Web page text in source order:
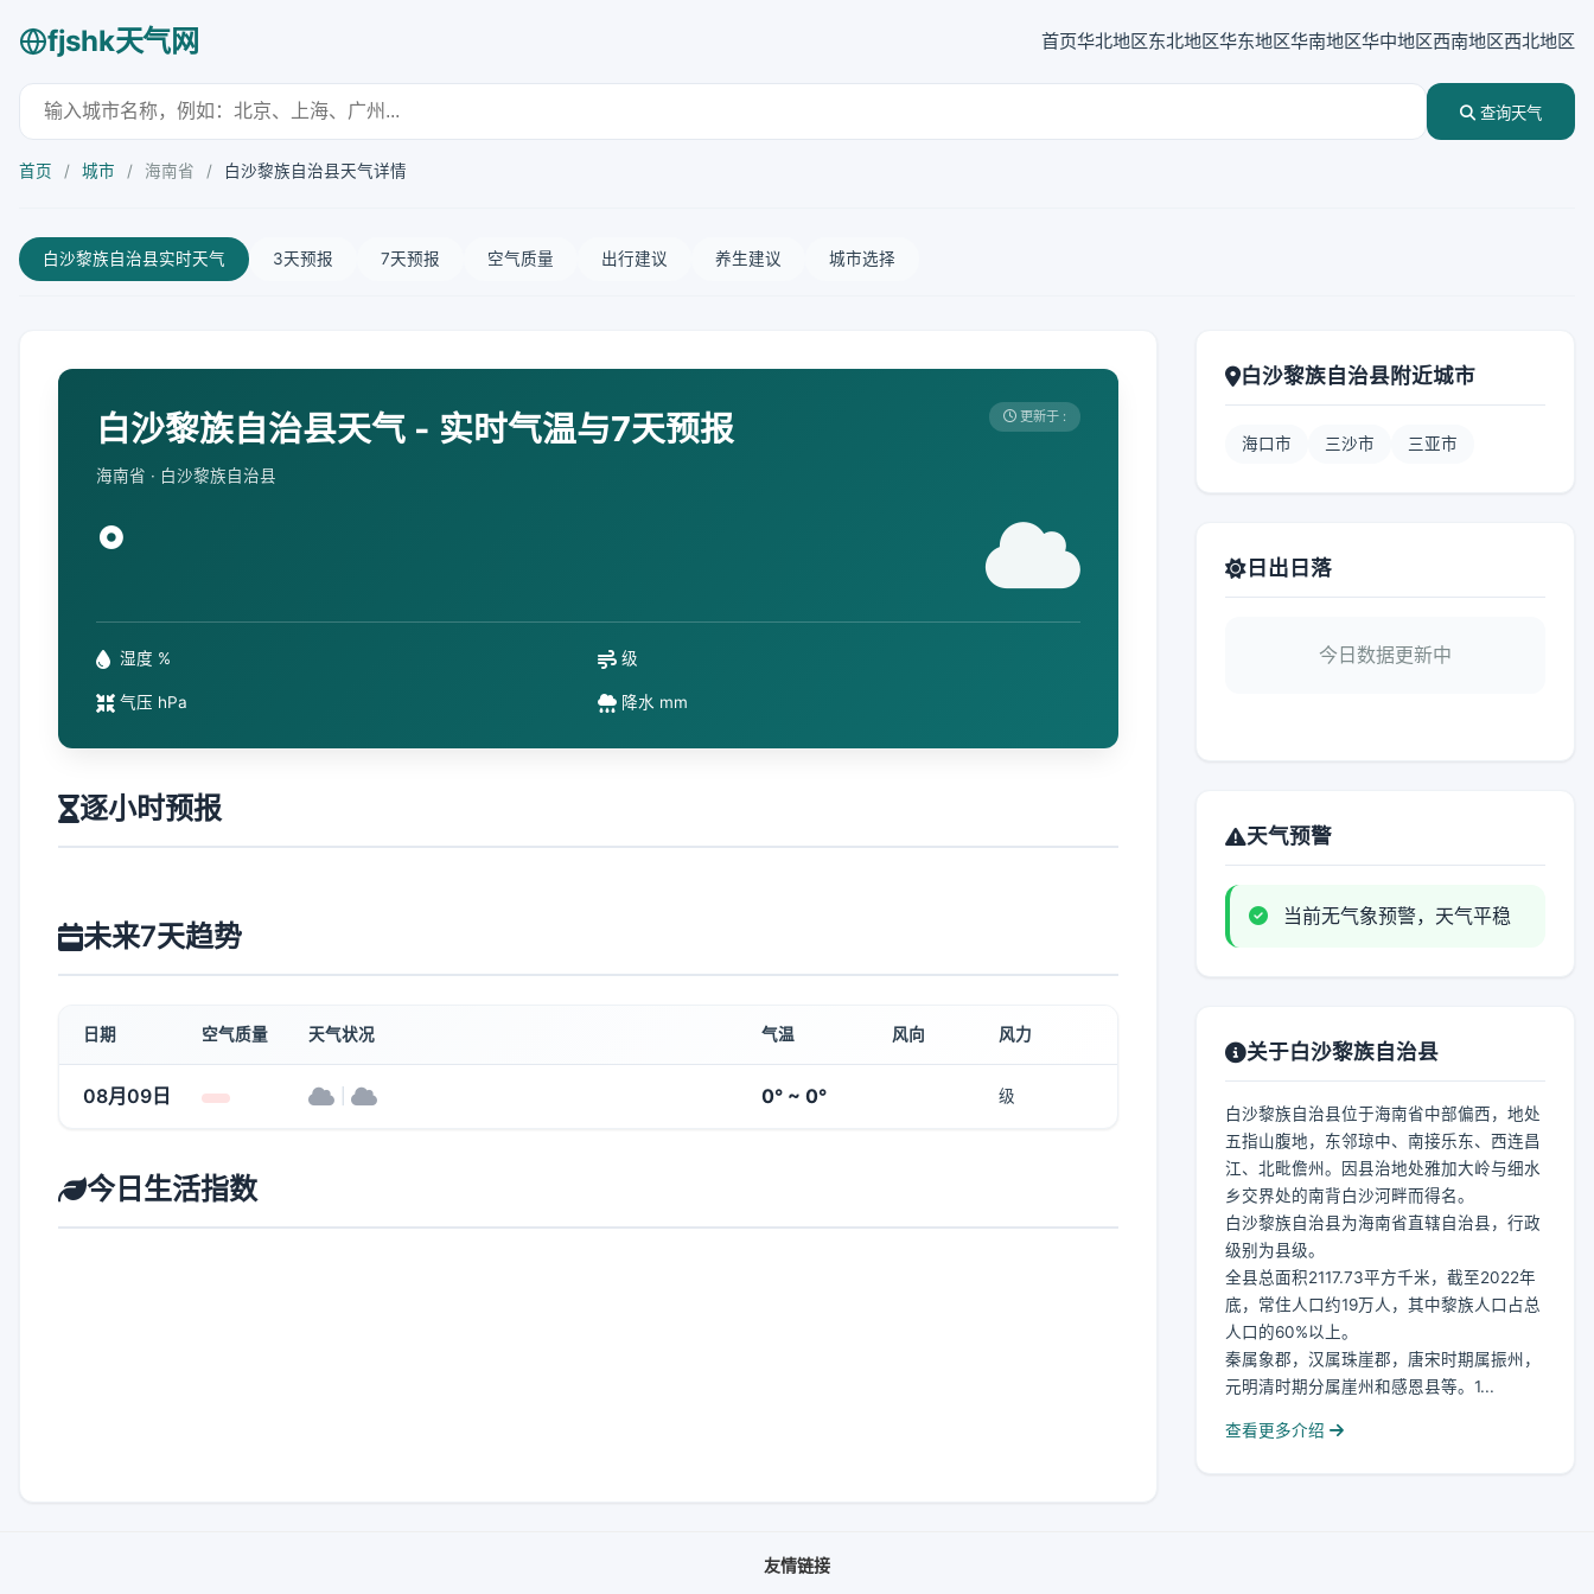
fjshk天气网 首页华北地区东北地区华东地区华南地区华中地区西南地区西北地区
查询天气
首页 / 城市 / 海南省 / 白沙黎族自治县天气详情
白沙黎族自治县实时天气 3天预报 7天预报 空气质量 出行建议 养生建议 城市选择
白沙黎族自治县天气 - 实时气温与7天预报
海南省 · 白沙黎族自治县
更新于 :
°
湿度 % 级
气压 hPa 降水 mm
逐小时预报
未来7天趋势
日期 空气质量 天气状况 气温 风向 风力
08月09日 0° ~ 0° 级
今日生活指数
白沙黎族自治县附近城市
海口市 三沙市 三亚市
日出日落
今日数据更新中
天气预警
当前无气象预警，天气平稳
关于白沙黎族自治县
白沙黎族自治县位于海南省中部偏西，地处
五指山腹地，东邻琼中、南接乐东、西连昌
江、北毗儋州。因县治地处雅加大岭与细水
乡交界处的南背白沙河畔而得名。
白沙黎族自治县为海南省直辖自治县，行政
级别为县级。
全县总面积2117.73平方千米，截至2022年
底，常住人口约19万人，其中黎族人口占总
人口的60%以上。
秦属象郡，汉属珠崖郡，唐宋时期属振州，
元明清时期分属崖州和感恩县等。1...
查看更多介绍
友情链接